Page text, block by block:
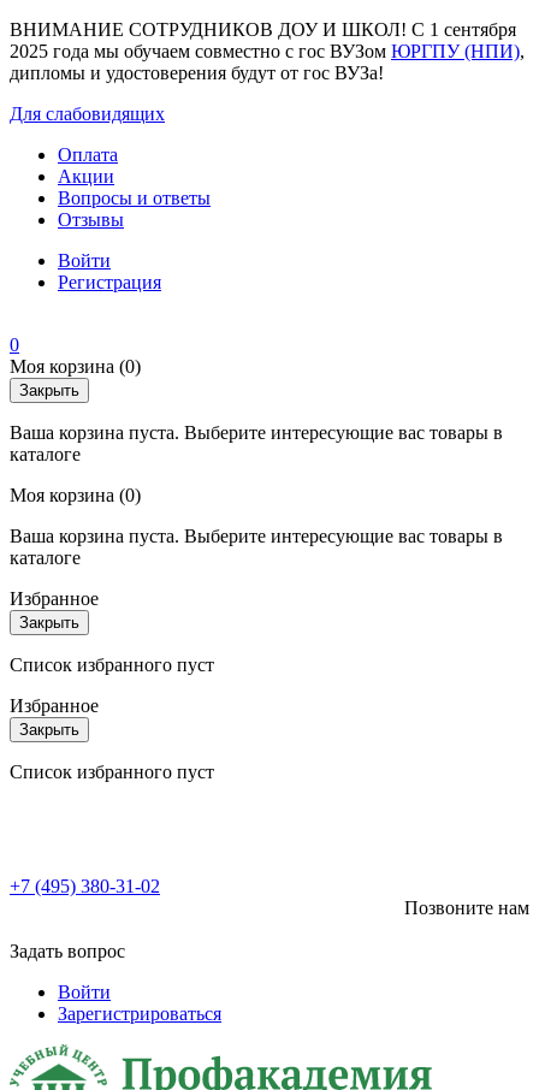
ВНИМАНИЕ СОТРУДНИКОВ ДОУ И ШКОЛ! С 1 сентября
2025 года мы обучаем совместно с гос ВУЗом ЮРГПУ (НПИ),
дипломы и удостоверения будут от гос ВУЗа!
Для слабовидящих
Оплата
Акции
Вопросы и ответы
Отзывы
Войти
Регистрация
0
Моя корзина (0)
Закрыть
Ваша корзина пуста. Выберите интересующие вас товары в
каталоге
Моя корзина (0)
Ваша корзина пуста. Выберите интересующие вас товары в
каталоге
Избранное
Закрыть
Список избранного пуст
Избранное
Закрыть
Список избранного пуст
+7 (495) 380-31-02
Позвоните нам
Задать вопрос
Войти
Зарегистрироваться